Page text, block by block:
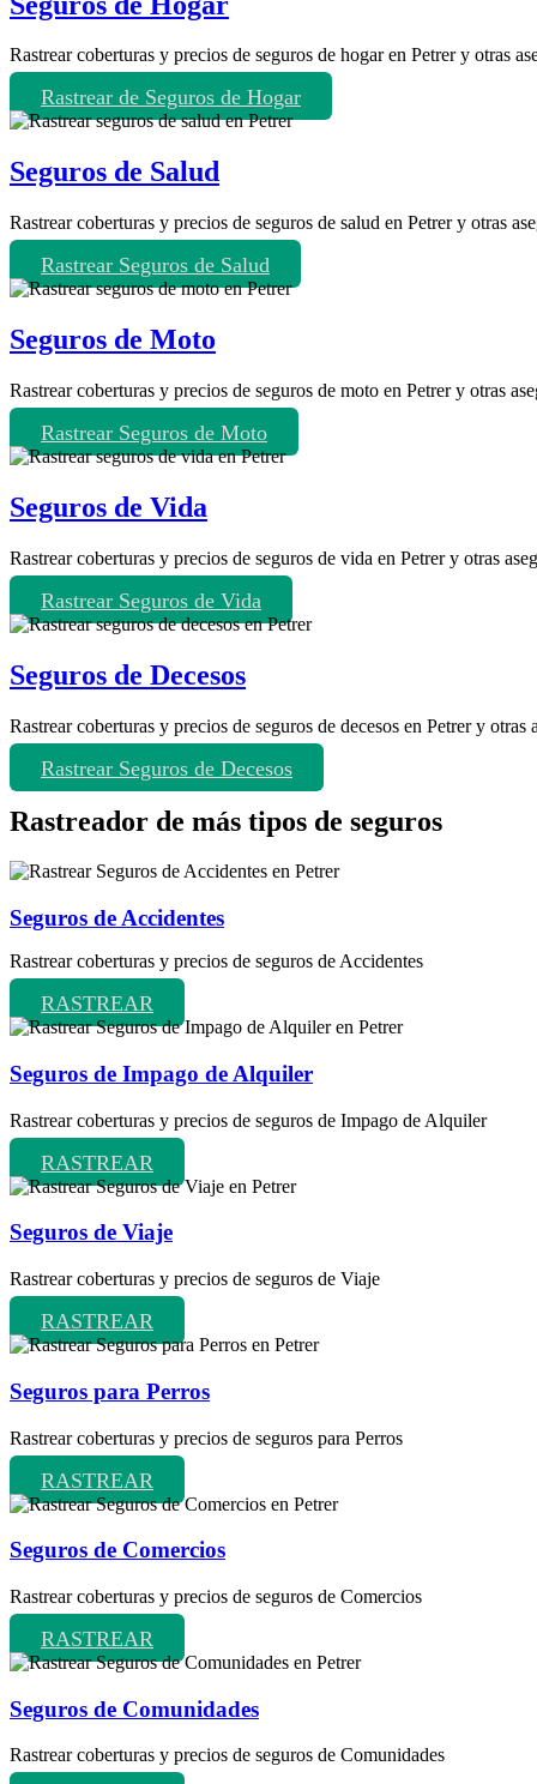
Rastrear coberturas y precios de seguros de hogar en Petrer y otras
Rastrear de Seguros de Hogar
Seguros de Salud
Rastrear coberturas y precios de seguros de salud en Petrer y otras
Rastrear Seguros de Salud
Seguros de Moto
Rastrear coberturas y precios de seguros de moto en Petrer y otras
Rastrear Seguros de Moto
Seguros de Vida
Rastrear coberturas y precios de seguros de vida en Petrer y otras
Rastrear Seguros de Vida
Seguros de Decesos
Rastrear coberturas y precios de seguros de decesos en Petrer y otras
Rastrear Seguros de Decesos
Rastreador de más tipos de seguros
Seguros de Accidentes
Rastrear coberturas y precios de seguros de Accidentes
RASTREAR
Seguros de Impago de Alquiler
Rastrear coberturas y precios de seguros de Impago de Alquiler
RASTREAR
Seguros de Viaje
Rastrear coberturas y precios de seguros de Viaje
RASTREAR
Seguros para Perros
Rastrear coberturas y precios de seguros para Perros
RASTREAR
Seguros de Comercios
Rastrear coberturas y precios de seguros de Comercios
RASTREAR
Seguros de Comunidades
Rastrear coberturas y precios de seguros de Comunidades